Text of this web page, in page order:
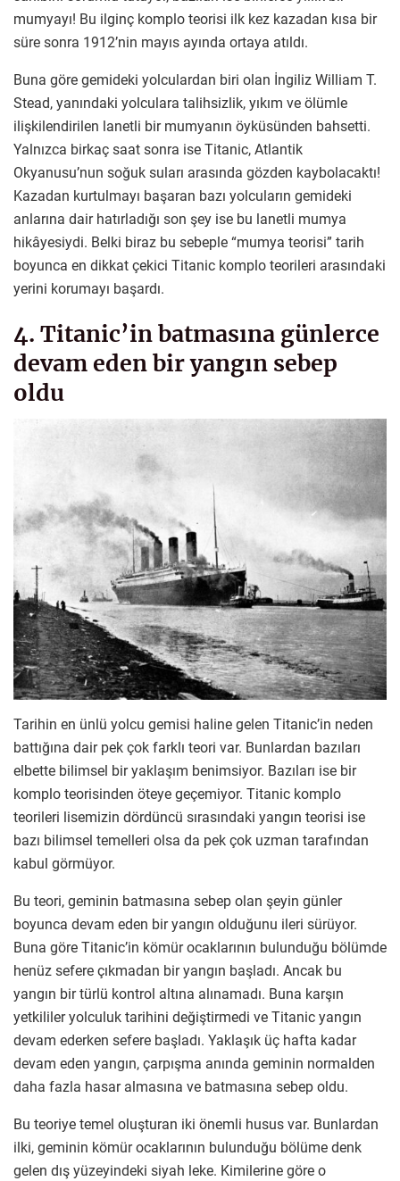
mumyayı! Bu ilginç komplo teorisi ilk kez kazadan kısa bir
süre sonra 1912’nin mayıs ayında ortaya atıldı.
Buna göre gemideki yolculardan biri olan İngiliz William T.
Stead, yanındaki yolculara talihsizlik, yıkım ve ölümle
ilişkilendirilen lanetli bir mumyanın öyküsünden bahsetti.
Yalnızca birkaç saat sonra ise Titanic, Atlantik
Okyanusu’nun soğuk suları arasında gözden kaybolacaktı!
Kazadan kurtulmayı başaran bazı yolcuların gemideki
anlarına dair hatırladığı son şey ise bu lanetli mumya
hikâyesiydi. Belki biraz bu sebeple “mumya teorisi” tarih
boyunca en dikkat çekici Titanic komplo teorileri arasındaki
yerini korumayı başardı.
4. Titanic’in batmasına günlerce
devam eden bir yangın sebep
oldu
Tarihin en ünlü yolcu gemisi haline gelen Titanic’in neden
battığına dair pek çok farklı teori var. Bunlardan bazıları
elbette bilimsel bir yaklaşım benimsiyor. Bazıları ise bir
komplo teorisinden öteye geçemiyor. Titanic komplo
teorileri lisemizin dördüncü sırasındaki yangın teorisi ise
bazı bilimsel temelleri olsa da pek çok uzman tarafından
kabul görmüyor.
Bu teori, geminin batmasına sebep olan şeyin günler
boyunca devam eden bir yangın olduğunu ileri sürüyor.
Buna göre Titanic’in kömür ocaklarının bulunduğu bölümde
henüz sefere çıkmadan bir yangın başladı. Ancak bu
yangın bir türlü kontrol altına alınamadı. Buna karşın
yetkililer yolculuk tarihini değiştirmedi ve Titanic yangın
devam ederken sefere başladı. Yaklaşık üç hafta kadar
devam eden yangın, çarpışma anında geminin normalden
daha fazla hasar almasına ve batmasına sebep oldu.
Bu teoriye temel oluşturan iki önemli husus var. Bunlardan
ilki, geminin kömür ocaklarının bulunduğu bölüme denk
gelen dış yüzeyindeki siyah leke. Kimilerine göre o